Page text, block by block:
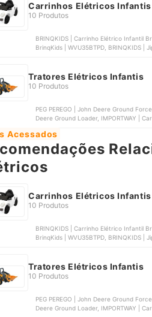
Carrinhos Elétricos
10 Produtos
BRINQKIDS | Carrinho Elétrico Infantil
BrinqKids | WVU35BTPD, BRINQKIDS |
Tratores Elétricos Infantis
10 Produtos
PEG PEREGO | John Deere Ground
Deere Ground Loader, IMPORTWAY |
Acessados
Carrinhos Elétricos
10 Produtos
BRINQKIDS | Carrinho Elétrico Infantil
BrinqKids | WVU35BTPD, BRINQKIDS |
Tratores Elétricos Infantis
10 Produtos
PEG PEREGO | John Deere Ground
Deere Ground Loader, IMPORTWAY |